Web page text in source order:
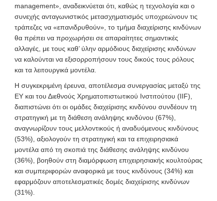
management», αναδεικνύεται ότι, καθώς η τεχνολογία και ο
συνεχής ανταγωνιστικός μετασχηματισμός υποχρεώνουν τις
τράπεζες να «επανιδρυθούν», το τμήμα διαχείρισης κινδύνων
θα πρέπει να προχωρήσει σε απαραίτητες σημαντικές
αλλαγές, με τους καθ’ ύλην αρμόδιους διαχείρισης κινδύνων
να καλούνται να εξισορροπήσουν τους δικούς τους ρόλους
και τα λειτουργικά μοντέλα.
Η συγκεκριμένη έρευνα, αποτέλεσμα συνεργασίας μεταξύ της
ΕΥ και του Διεθνούς Χρηματοπιστωτικού Ινστιτούτου (IIF),
διαπιστώνει ότι οι ομάδες διαχείρισης κινδύνου συνδέουν τη
στρατηγική με τη διάθεση ανάληψης κινδύνου (67%),
αναγνωρίζουν τους μελλοντικούς ή αναδυόμενους κινδύνους
(53%), αξιολογούν τη στρατηγική και τα επιχειρησιακά
μοντέλα από τη σκοπιά της διάθεσης ανάληψης κινδύνου
(36%), βοηθούν στη διαμόρφωση επιχειρησιακής κουλτούρας
και συμπεριφορών αναφορικά με τους κινδύνους (34%) και
εφαρμόζουν αποτελεσματικές δομές διαχείρισης κινδύνων
(31%).